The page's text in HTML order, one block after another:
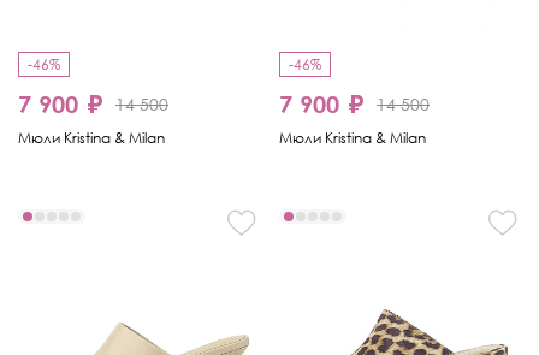
-46%
7 900 ₽ 14 500
Мюли Kristina & Milan
-46%
7 900 ₽ 14 500
Мюли Kristina & Milan